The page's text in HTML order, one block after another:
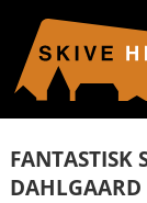
FANTASTISK
DAHLGAARD